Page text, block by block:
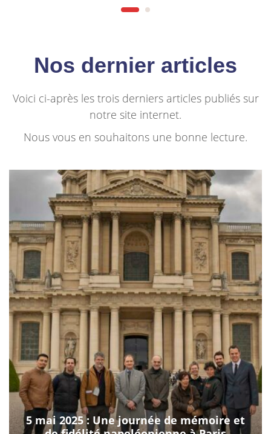
Nos dernier articles
Voici ci-après les trois derniers articles publiés sur
notre site internet.
Nous vous en souhaitons une bonne lecture.
5 mai 2025 : Une journée de mémoire et